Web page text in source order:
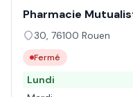
Pharmacie
30, 76100 Rouen
Fermé
Lundi